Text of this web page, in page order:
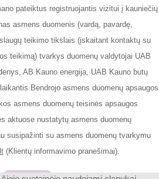
pateiktus registruojantis vizitui į kauniečių
asmens duomenis (vardą, pavardę,
teikimo tikslais (įskaitant kontaktų su
teikimą) tvarkys duomenų valdytojai UAB
AB Kauno energija, UAB Kauno butų
Bendrojo asmens duomenų apsaugos
asmens duomenų teisinės apsaugos
aktuose nustatytų asmens duomenų
susipažinti su asmens duomenų tvarkymu
(Klientų informavimo pranešimai).